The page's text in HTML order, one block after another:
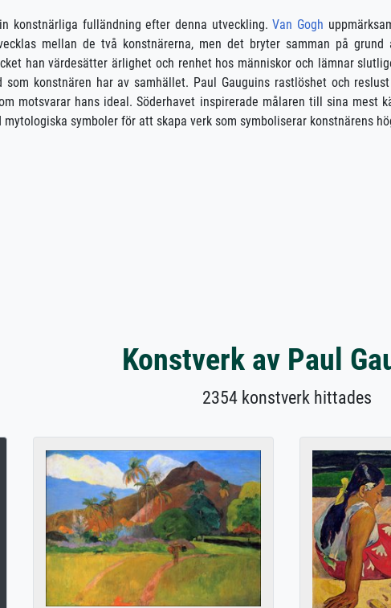
konstnärliga fulländning efter denna utveckling.Van Gogh
mellan de två konstnärerna, men det bryter samman på
han värdesätter ärlighet och renhet hos människor och lämnar
konstnären har av samhället. Paul Gauguins rastlöshet och
motsvarar hans ideal. Söderhavet inspirerade målaren till sina mest
symboler för att skapa verk som symboliserar konstnärens
Konstverk av Paul
2354 konstverk hittades